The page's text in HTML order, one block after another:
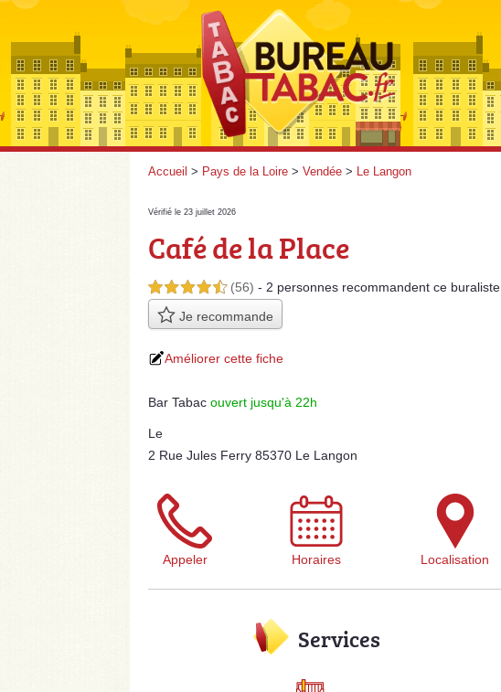
Accueil > Pays de la Loire > Vendée > Le Langon
Vérifié le 23 juillet 2026
Café de la Place
4,5 étoiles sur 5 (56) - 2 personnes recommandent ce buraliste.
Je recommande
Améliorer cette fiche
Bar Tabac ouvert jusqu'à 22h
Le
2 Rue Jules Ferry 85370 Le Langon
Appeler Horaires Localisation
Services